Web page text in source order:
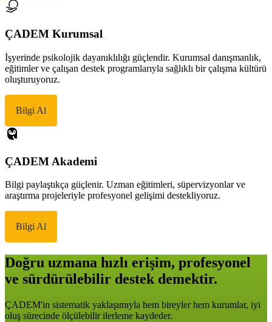
ÇADEM Kurumsal
İşyerinde psikolojik dayanıklılığı güçlendir. Kurumsal danışmanlık,
eğitimler ve çalışan destek programlarıyla sağlıklı bir çalışma kültürü
oluşturuyoruz.
Bilgi Al
ÇADEM Akademi
Bilgi paylaştıkça güçlenir. Uzman eğitimleri, süpervizyonlar ve
araştırma projeleriyle profesyonel gelişimi destekliyoruz.
Bilgi Al
Doğru uzmana hızlı erişim, profesyonel
ve sürdürülebilir destek demektir.
ÇADEM'in sistematik yaklaşımıyla hem bireyler hem kurumlar, iyi
oluş sürecinde ölçülebilir ilerleme kaydeder.